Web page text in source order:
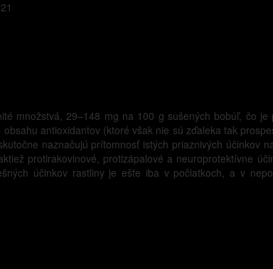
množstvá, 29–148 mg na 100 g sušených bobúľ, čo je
antioxidantov (ktoré však nie sú zďaleka tak
naznačujú prítomnosť istých priaznivých účinkov
protirakovinové, protizápalové a neuroprotektívne
účinkov rastliny je ešte iba v počiatkoch, a v